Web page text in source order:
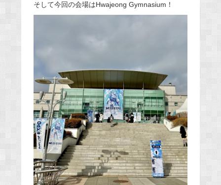
そして今回の会場はHwajeong Gymnasium！